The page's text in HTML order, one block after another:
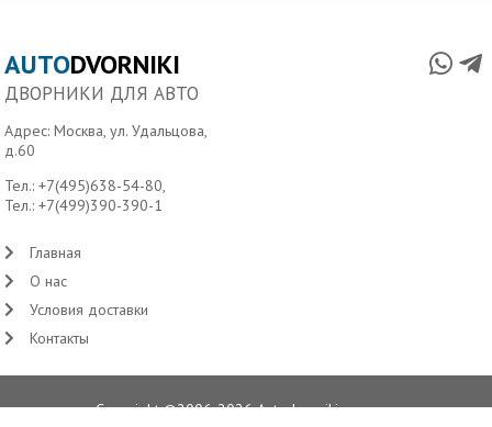
AUTODVORNIKI
ДВОРНИКИ ДЛЯ АВТО
Адрес: Москва, ул. Удальцова,
д.60
Тел.:+7(495)638-54-80,
Тел.:+7(499)390-390-1
Главная
О нас
Условия доставки
Контакты
Copyright ©2006-2026 Autodvorniki.ru